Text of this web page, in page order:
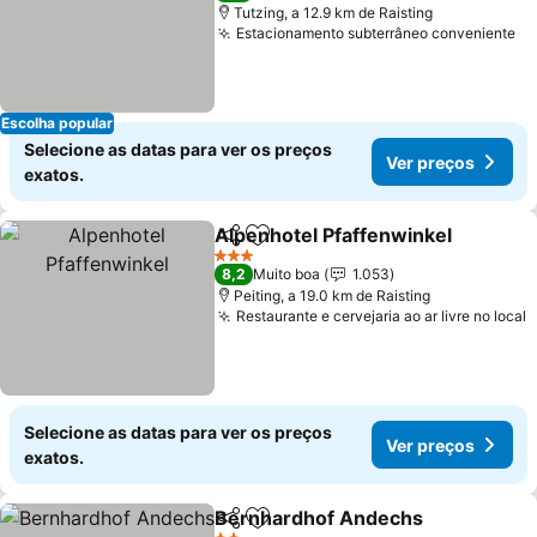
Escolha popular
Tutzing, a 12.9 km de Raisting
Estacionamento subterrâneo conveniente
Selecione as datas para ver os preços
exatos.
Ver preços
PartilharAdicionar aos favoritos
Alpenhotel Pfaffenwinkel
3 Estrelas
8,2 Muito boa
1.053
Peiting, a 19.0 km de Raisting
Restaurante e cervejaria ao ar livre no local
Selecione as datas para ver os preços
exatos.
Ver preços
PartilharAdicionar aos favoritos
Bernhardhof Andechs